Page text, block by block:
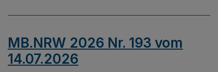
MB.NRW 2026 Nr. 193 vom
14.07.2026